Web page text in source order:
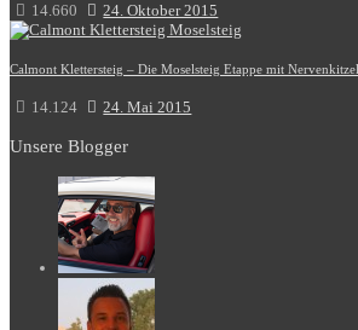
14.660 24. Oktober 2015
Calmont Klettersteig – Die Moselsteig Etappe mit Nervenkitzel
14.124 24. Mai 2015
Unsere Blogger